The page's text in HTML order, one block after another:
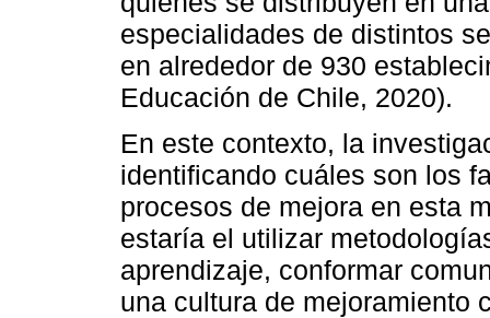
especialidades de distintos
en alrededor de 930
Educación de Chile, 2020).
En este contexto, la
identificando cuáles son los
procesos de mejora en esta
estaría el utilizar
aprendizaje, conformar
una cultura de mejoramiento